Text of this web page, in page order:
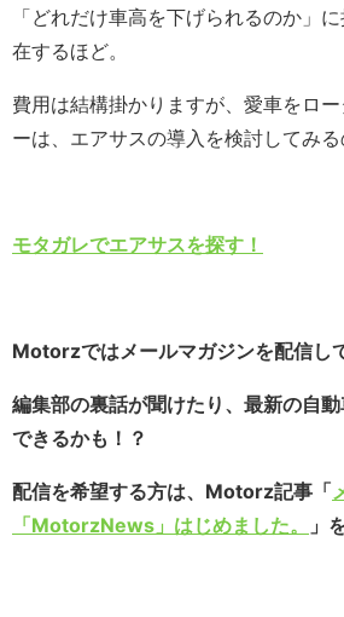
「どれだけ車高を下げられるのか」
在するほど。
費用は結構掛かりますが、愛車をロ
ーは、エアサスの導入を検討してみる
モタガレでエアサスを探す！
Motorzではメールマガジンを配信し
編集部の裏話が聞けたり、最新の自
できるかも！？
配信を希望する方は、Motorz記事「
「MotorzNews」はじめました。
」